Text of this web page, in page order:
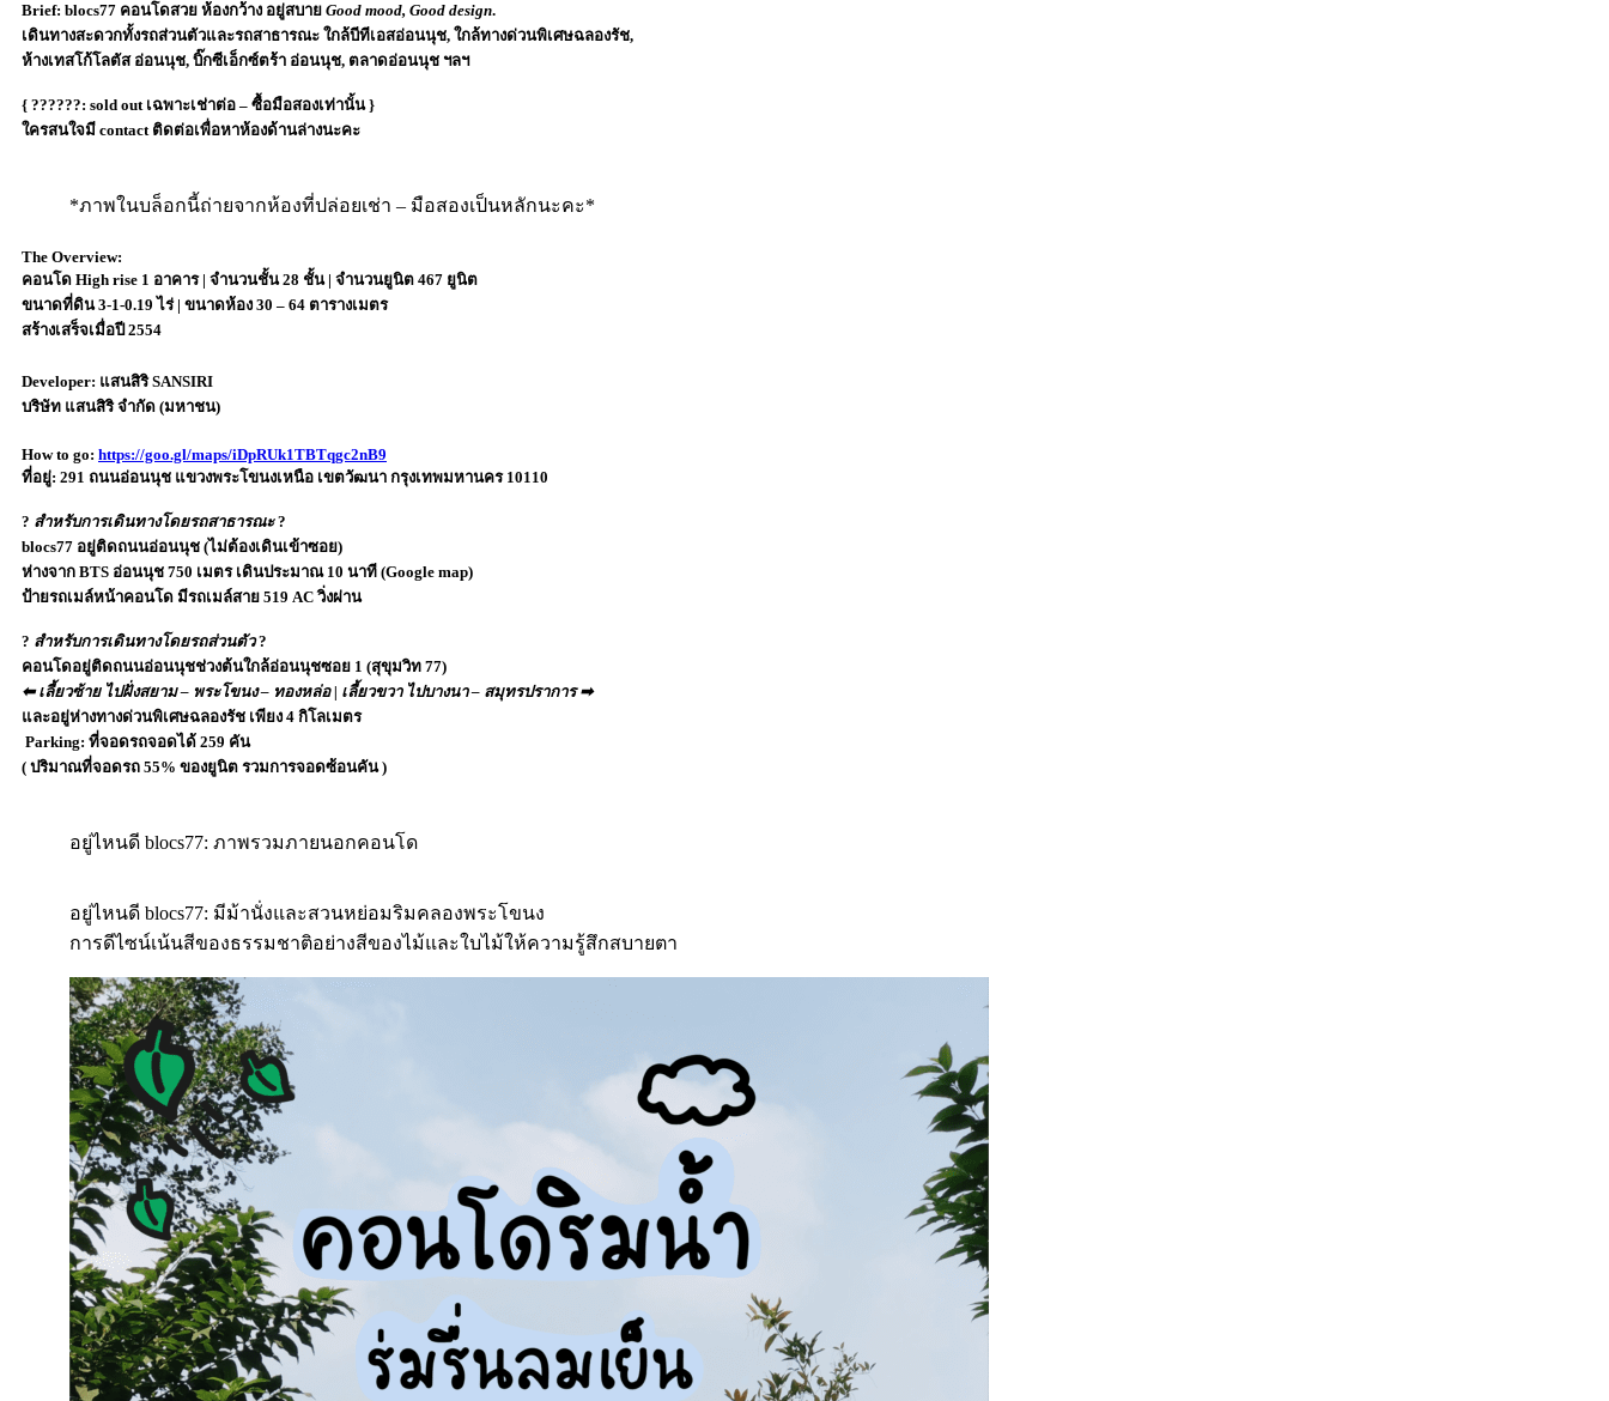
Brief: blocs77 คอนโดสวย ห้องกว้าง อยู่สบาย Good mood, Good design.
เดินทางสะดวกทั้งรถส่วนตัวและรถสาธารณะ ใกล้บีทีเอสอ่อนนุช, ใกล้ทางด่วนพิเศษฉลองรัช,
ห้างเทสโก้โลตัส อ่อนนุช, บิ๊กซีเอ็กซ์ตร้า อ่อนนุช, ตลาดอ่อนนุช ฯลฯ
{ ??????: sold out เฉพาะเช่าต่อ – ซื้อมือสองเท่านั้น }
ใครสนใจมี contact ติดต่อเพื่อหาห้องด้านล่างนะคะ
*ภาพในบล็อกนี้ถ่ายจากห้องที่ปล่อยเช่า – มือสองเป็นหลักนะคะ*
The Overview:
คอนโด High rise 1 อาคาร | จำนวนชั้น 28 ชั้น | จำนวนยูนิต 467 ยูนิต
ขนาดที่ดิน 3-1-0.19 ไร่ | ขนาดห้อง 30 – 64 ตารางเมตร
สร้างเสร็จเมื่อปี 2554
Developer: แสนสิริ SANSIRI
บริษัท แสนสิริ จำกัด (มหาชน)
How to go: https://goo.gl/maps/iDpRUk1TBTqgc2nB9
ที่อยู่: 291 ถนนอ่อนนุช แขวงพระโขนงเหนือ เขตวัฒนา กรุงเทพมหานคร 10110
? สำหรับการเดินทางโดยรถสาธารณะ?
blocs77 อยู่ติดถนนอ่อนนุช (ไม่ต้องเดินเข้าซอย)
ห่างจาก BTS อ่อนนุช 750 เมตร เดินประมาณ 10 นาที (Google map)
ป้ายรถเมล์หน้าคอนโด มีรถเมล์สาย 519 AC วิ่งผ่าน
? สำหรับการเดินทางโดยรถส่วนตัว?
คอนโดอยู่ติดถนนอ่อนนุชช่วงต้นใกล้อ่อนนุชซอย 1 (สุขุมวิท 77)
⬅เลี้ยวซ้ายไปฝั่งสยาม – พระโขนง – ทองหล่อ | เลี้ยวขวาไปบางนา – สมุทรปราการ ➡
และอยู่ห่างทางด่วนพิเศษฉลองรัช เพียง 4 กิโลเมตร
Parking: ที่จอดรถจอดได้ 259 คัน
( ปริมาณที่จอดรถ 55% ของยูนิต รวมการจอดซ้อนคัน )
อยู่ไหนดี blocs77: ภาพรวมภายนอกคอนโด
อยู่ไหนดี blocs77: มีม้านั่งและสวนหย่อมริมคลองพระโขนง
การดีไซน์เน้นสีของธรรมชาติอย่างสีของไม้และใบไม้ให้ความรู้สึกสบายตา